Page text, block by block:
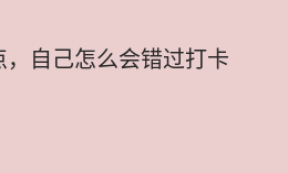
，自己怎么会错过打卡